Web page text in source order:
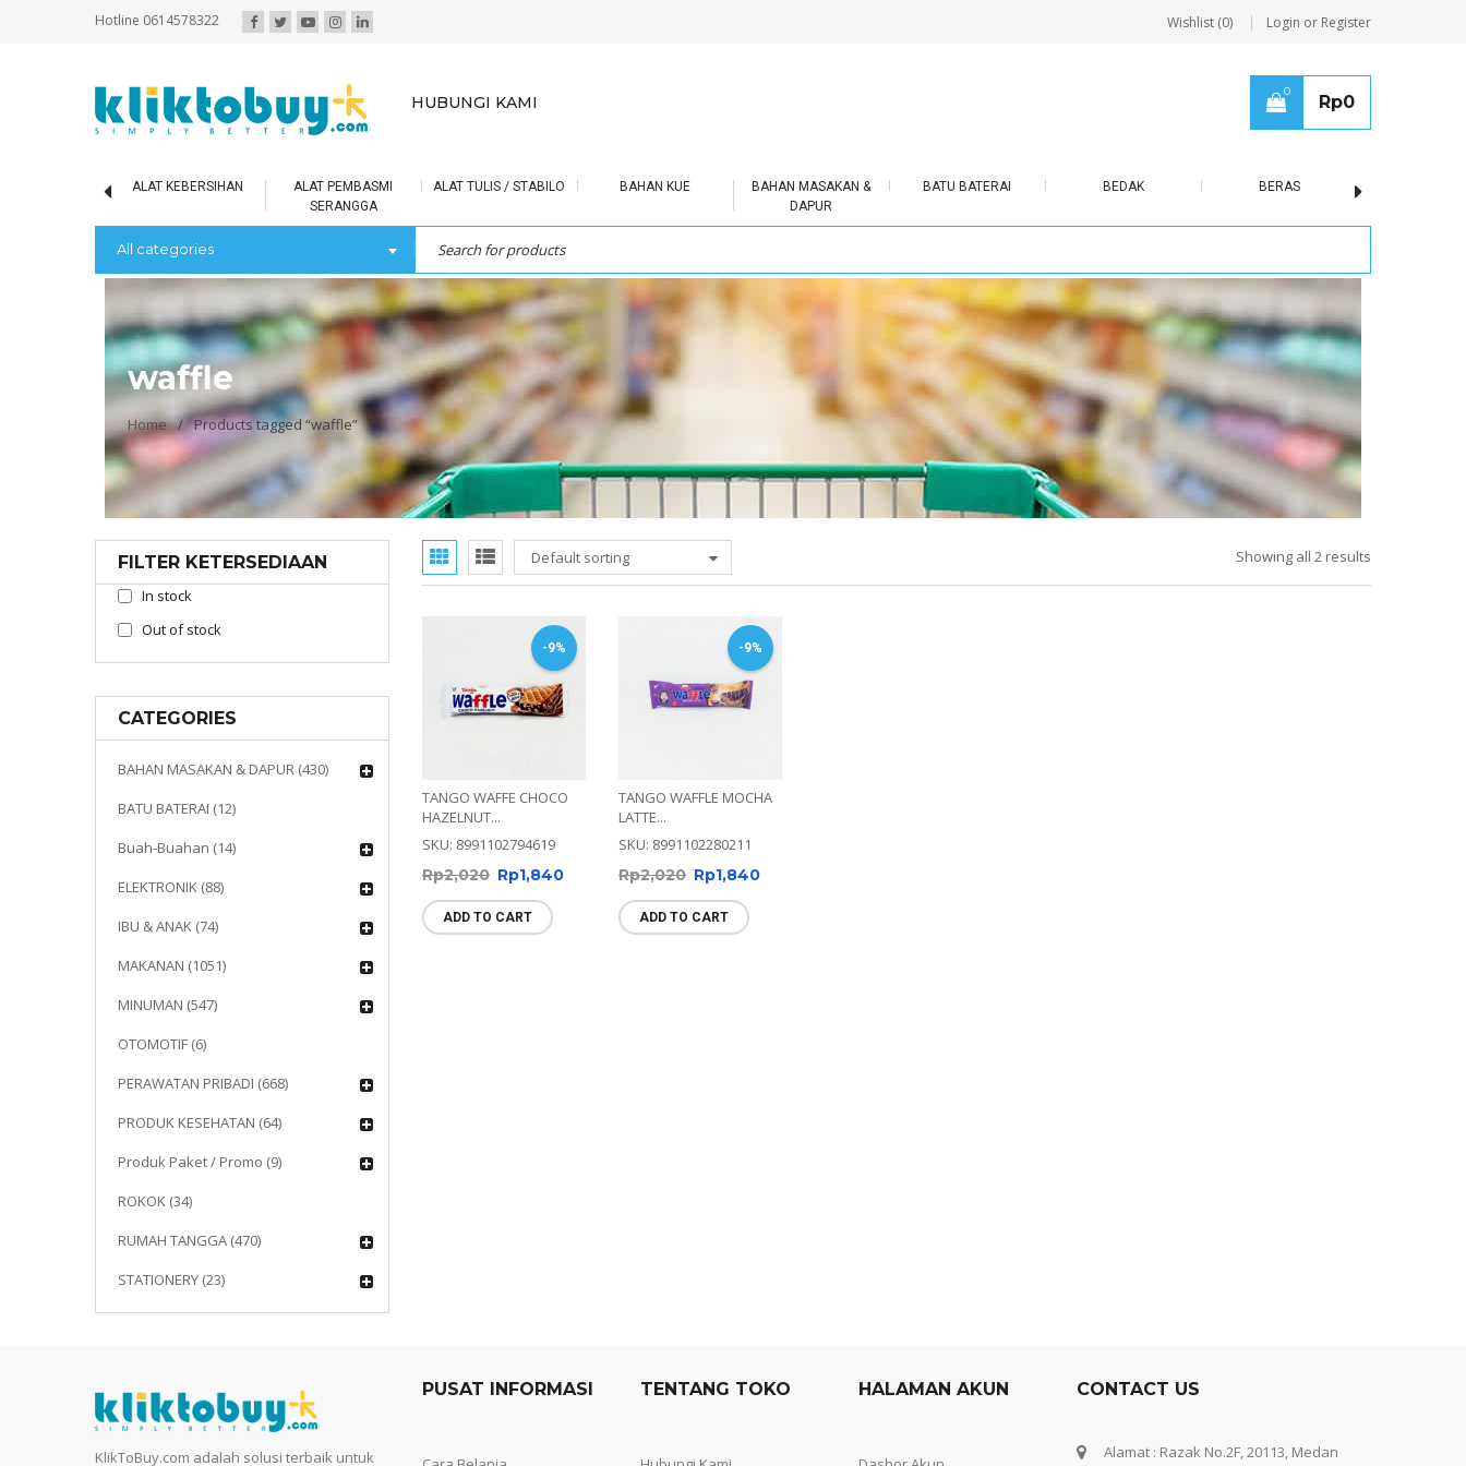
Hotline 0614578322 Wishlist (0) Login or Register
HUBUNGI KAMI
0
Rp0
ALAT KEBERSIHAN
ALAT PEMBASMI
SERANGGA
ALAT TULIS / STABILO BAHAN KUE
BAHAN MASAKAN &
DAPUR
BATU BATERAI BEDAK BERAS
All categories
waffle
Home / Products tagged “waffle”
FILTER KETERSEDIAAN
In stock
Out of stock
CATEGORIES
BAHAN MASAKAN & DAPUR (430)
BATU BATERAI (12)
Buah-Buahan (14)
ELEKTRONIK (88)
IBU & ANAK (74)
MAKANAN (1051)
MINUMAN (547)
OTOMOTIF (6)
PERAWATAN PRIBADI (668)
PRODUK KESEHATAN (64)
Produk Paket / Promo (9)
ROKOK (34)
RUMAH TANGGA (470)
STATIONERY (23)
Default sorting Showing all 2 results
-9%
TANGO WAFFE CHOCO
HAZELNUT...
SKU: 8991102794619
Rp2,020 Rp1,840
ADD TO CART
-9%
TANGO WAFFLE MOCHA
LATTE...
SKU: 8991102280211
Rp2,020 Rp1,840
ADD TO CART
KlikToBuy.com adalah solusi terbaik untuk
PUSAT INFORMASI TENTANG TOKO HALAMAN AKUN CONTACT US
Alamat : Razak No.2F, 20113, Medan